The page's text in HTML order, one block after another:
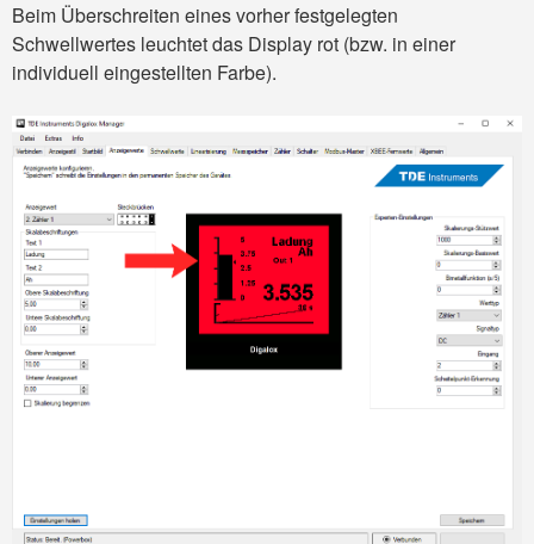
Beim Überschreiten eines vorher festgelegten
Schwellwertes leuchtet das Display rot (bzw. in einer
individuell eingestellten Farbe).